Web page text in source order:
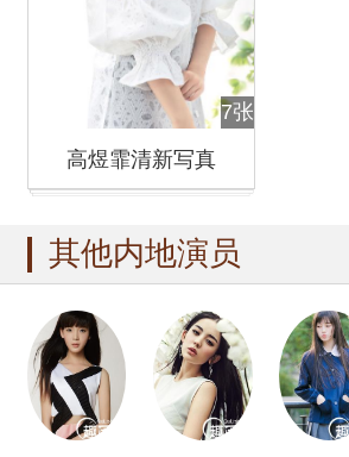
7张
高煜霏清新写真
其他内地演员